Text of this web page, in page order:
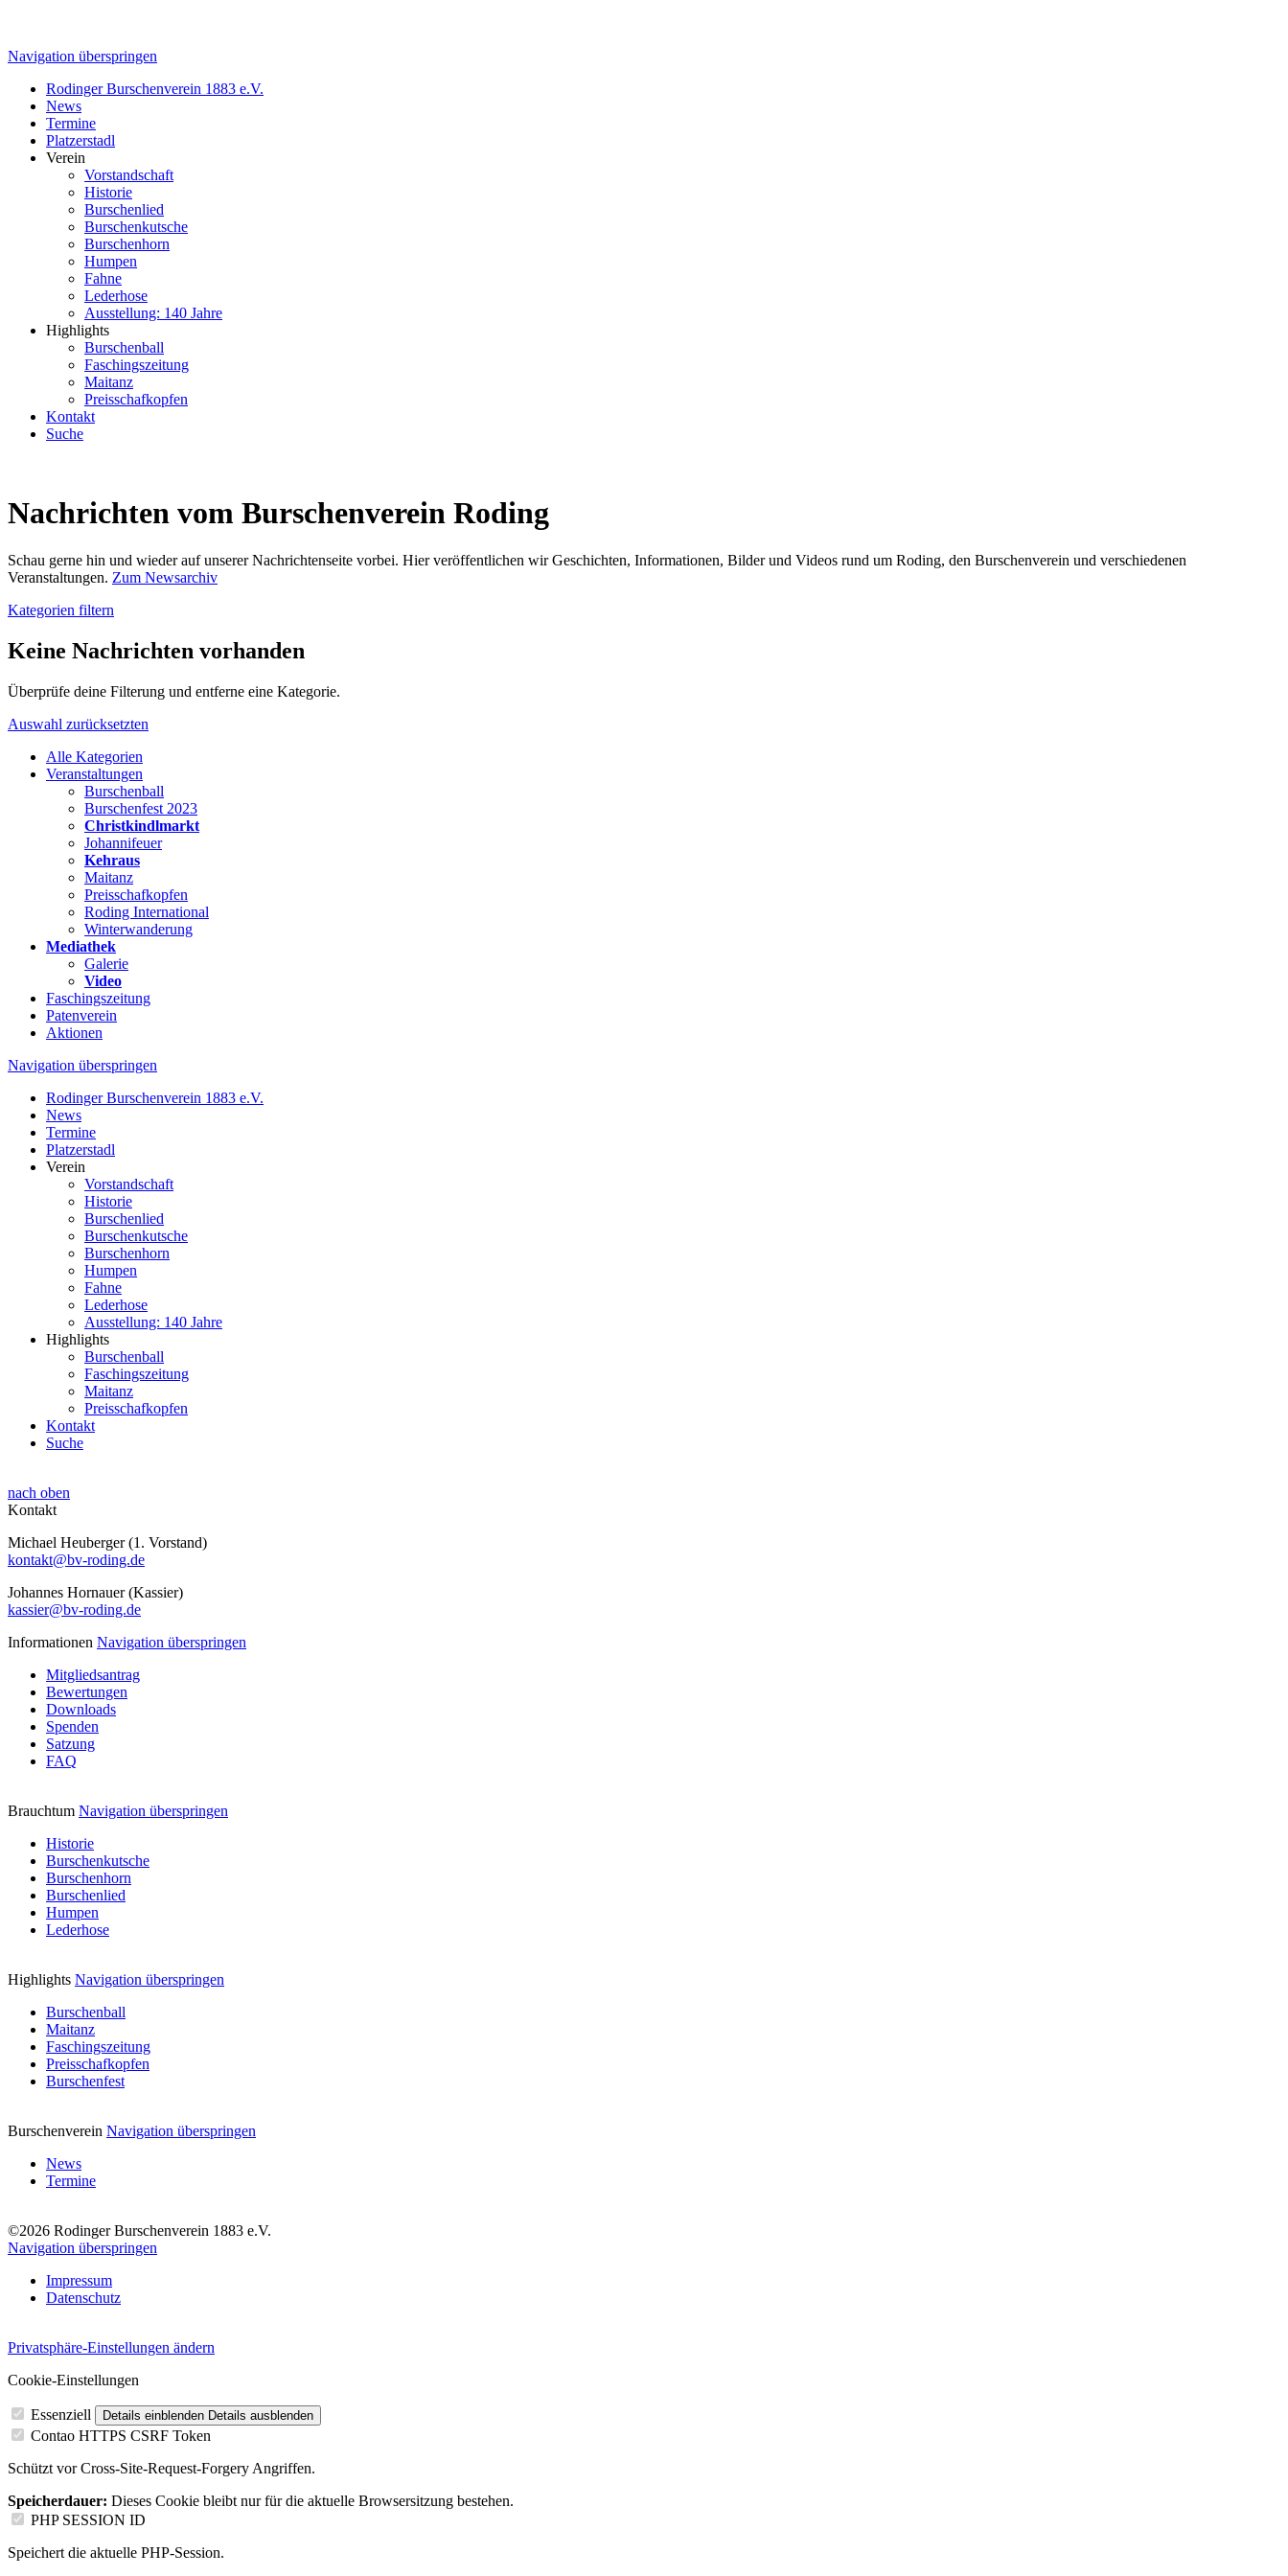
Navigation überspringen
Rodinger Burschenverein 1883 e.V.
News
Termine
Platzerstadl
Verein
Vorstandschaft
Historie
Burschenlied
Burschenkutsche
Burschenhorn
Humpen
Fahne
Lederhose
Ausstellung: 140 Jahre
Highlights
Burschenball
Faschingszeitung
Maitanz
Preisschafkopfen
Kontakt
Suche
Nachrichten vom Burschenverein Roding
Schau gerne hin und wieder auf unserer Nachrichtenseite vorbei. Hier veröffentlichen wir Geschichten, Informationen, Bilder und Videos rund um Roding, den Burschenverein und verschiedenen
Veranstaltungen. Zum Newsarchiv
Kategorien filtern
Keine Nachrichten vorhanden
Überprüfe deine Filterung und entferne eine Kategorie.
Auswahl zurücksetzten
Alle Kategorien
Veranstaltungen
Burschenball
Burschenfest 2023
Christkindlmarkt
Johannifeuer
Kehraus
Maitanz
Preisschafkopfen
Roding International
Winterwanderung
Mediathek
Galerie
Video
Faschingszeitung
Patenverein
Aktionen
Navigation überspringen
Rodinger Burschenverein 1883 e.V.
News
Termine
Platzerstadl
Verein
Vorstandschaft
Historie
Burschenlied
Burschenkutsche
Burschenhorn
Humpen
Fahne
Lederhose
Ausstellung: 140 Jahre
Highlights
Burschenball
Faschingszeitung
Maitanz
Preisschafkopfen
Kontakt
Suche
nach oben
Kontakt
Michael Heuberger (1. Vorstand)
kontakt@bv-roding.de
Johannes Hornauer (Kassier)
kassier@bv-roding.de
Informationen Navigation überspringen
Mitgliedsantrag
Bewertungen
Downloads
Spenden
Satzung
FAQ
Brauchtum Navigation überspringen
Historie
Burschenkutsche
Burschenhorn
Burschenlied
Humpen
Lederhose
Highlights Navigation überspringen
Burschenball
Maitanz
Faschingszeitung
Preisschafkopfen
Burschenfest
Burschenverein Navigation überspringen
News
Termine
©2026 Rodinger Burschenverein 1883 e.V.
Navigation überspringen
Impressum
Datenschutz
Privatsphäre-Einstellungen ändern
Cookie-Einstellungen
Essenziell Details einblenden Details ausblenden
Contao HTTPS CSRF Token
Schützt vor Cross-Site-Request-Forgery Angriffen.
Speicherdauer: Dieses Cookie bleibt nur für die aktuelle Browsersitzung bestehen.
PHP SESSION ID
Speichert die aktuelle PHP-Session.